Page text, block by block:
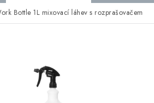
Bottle 1L mixovací láhev s rozprašovačem